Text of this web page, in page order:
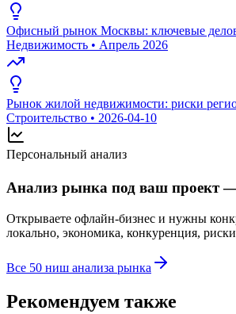
Офисный рынок Москвы: ключевые
Недвижимость • Апрель 2026
Рынок жилой недвижимости: риски
Строительство • 2026-04-10
Персональный анализ
Анализ рынка под ваш проект
Открываете офлайн-бизнес и нужны
локально, экономика, конкуренция,
Все 50 ниш анализа рынка
Рекомендуем также